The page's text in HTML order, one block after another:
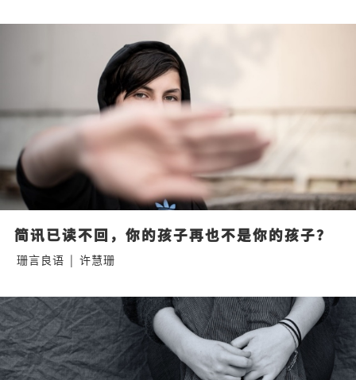
简讯已读不回，你的孩子再也不是你的孩子？
珊言良语 | 许慧珊